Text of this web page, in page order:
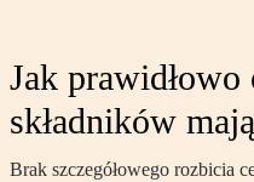
Jak
składników
Brak szczegółowego rozbicia